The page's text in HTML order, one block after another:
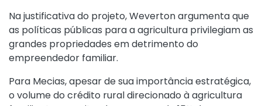
Na justificativa do projeto, Weverton argumenta que
as políticas públicas para a agricultura privilegiam as
grandes propriedades em detrimento do
empreendedor familiar.
Para Mecias, apesar de sua importância estratégica,
o volume do crédito rural direcionado à agricultura